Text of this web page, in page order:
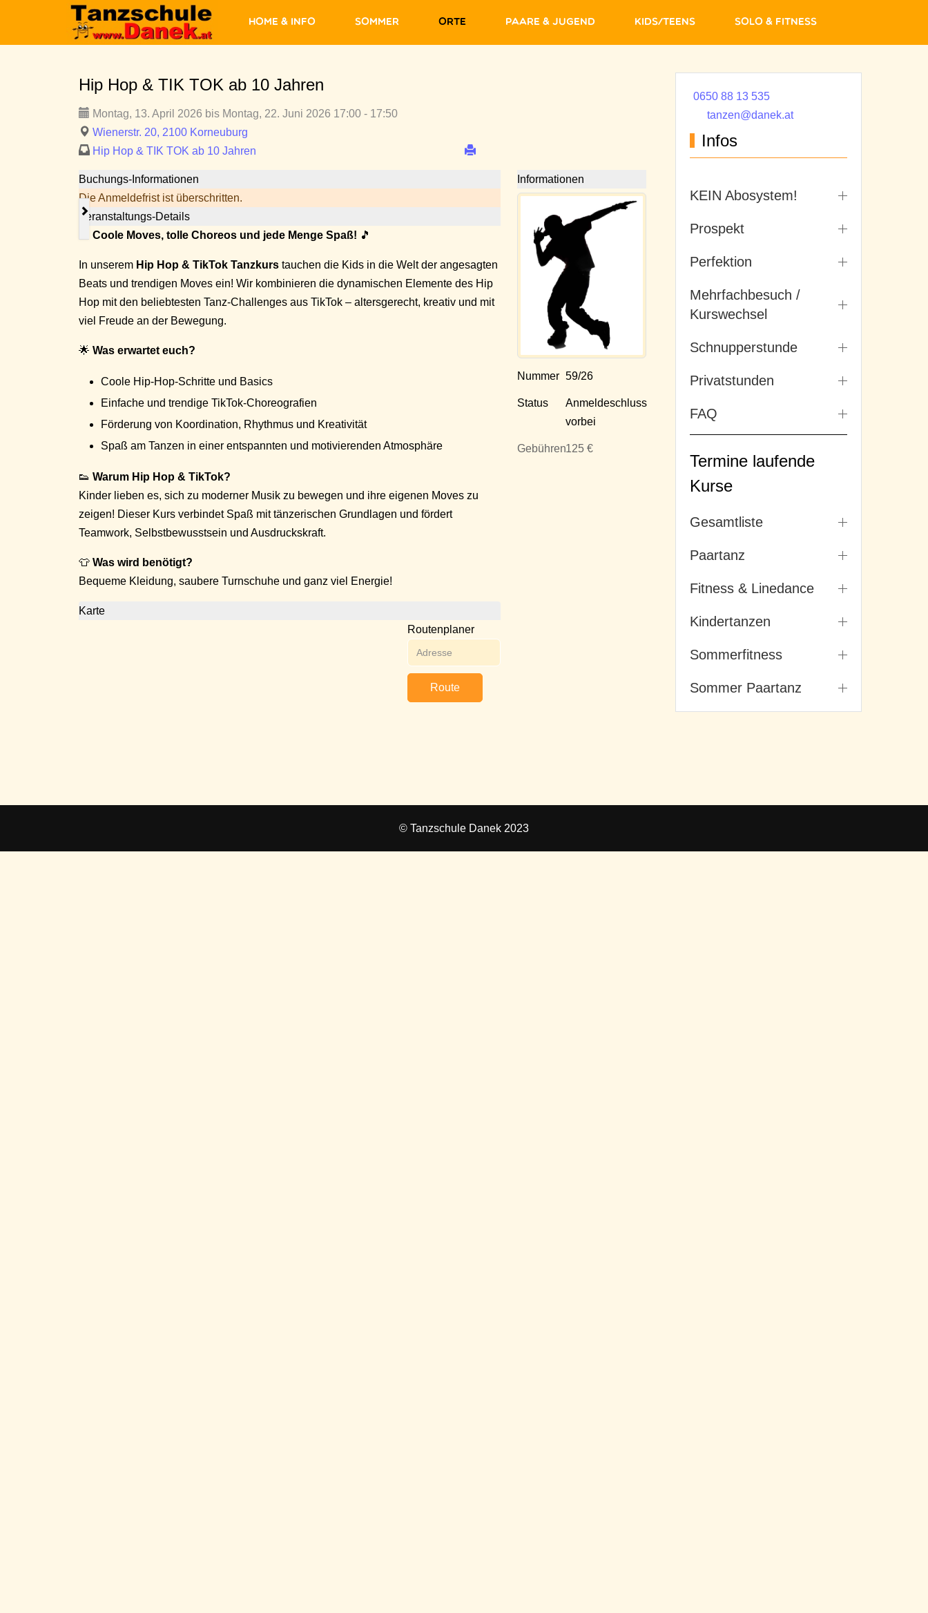
Home & Info Sommer Orte Paare & Jugend Kids/Teens Solo & Fitness
Hip Hop & TIK TOK ab 10 Jahren
Montag, 13. April 2026 bis Montag, 22. Juni 2026 17:00 - 17:50
Wienerstr. 20, 2100 Korneuburg
Hip Hop & TIK TOK ab 10 Jahren
Buchungs-Informationen
Die Anmeldefrist ist überschritten.
Veranstaltungs-Details
Coole Moves, tolle Choreos und jede Menge Spaß! 🎵
In unserem Hip Hop & TikTok Tanzkurs tauchen die Kids in die Welt der angesagten
Beats und trendigen Moves ein! Wir kombinieren die dynamischen Elemente des Hip
Hop mit den beliebtesten Tanz-Challenges aus TikTok – altersgerecht, kreativ und mit
viel Freude an der Bewegung.
🌟 Was erwartet euch?
Coole Hip-Hop-Schritte und Basics
Einfache und trendige TikTok-Choreografien
Förderung von Koordination, Rhythmus und Kreativität
Spaß am Tanzen in einer entspannten und motivierenden Atmosphäre
👟 Warum Hip Hop & TikTok?
Kinder lieben es, sich zu moderner Musik zu bewegen und ihre eigenen Moves zu
zeigen! Dieser Kurs verbindet Spaß mit tänzerischen Grundlagen und fördert
Teamwork, Selbstbewusstsein und Ausdruckskraft.
👕 Was wird benötigt?
Bequeme Kleidung, saubere Turnschuhe und ganz viel Energie!
Karte
Routenplaner
Route
Informationen
Nummer 59/26
Status
Anmeldeschluss
vorbei
Gebühren125 €
0650 88 13 535
tanzen@danek.at
Infos
KEIN Abosystem!
Prospekt
Perfektion
Mehrfachbesuch /
Kurswechsel
Schnupperstunde
Privatstunden
FAQ
Termine laufende
Kurse
Gesamtliste
Paartanz
Fitness & Linedance
Kindertanzen
Sommerfitness
Sommer Paartanz
© Tanzschule Danek 2023